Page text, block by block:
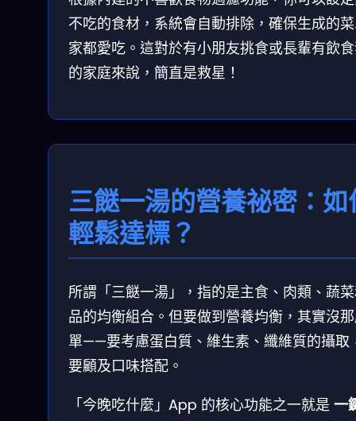
不吃的食材，系統會自動排除，確保生成的
家都愛吃。這對於有小朋友挑食或長輩有飲
的家庭來說，簡直是救星！
三餸一湯的營養祕密：如
輕鬆達標？
所謂「三餸一湯」，指的是主食、肉類、蔬
品的均衡組合。但要做到營養均衡，其實沒
單——要考慮蛋白質、維生素、纖維質的攝取
要顧及口味搭配。
「今晚吃什麼」App 的核心功能之一就是 一